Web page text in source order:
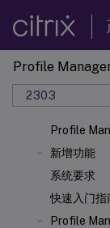
Profile
2303
Profile
新增功能
系统要求
快速入门指
Profile